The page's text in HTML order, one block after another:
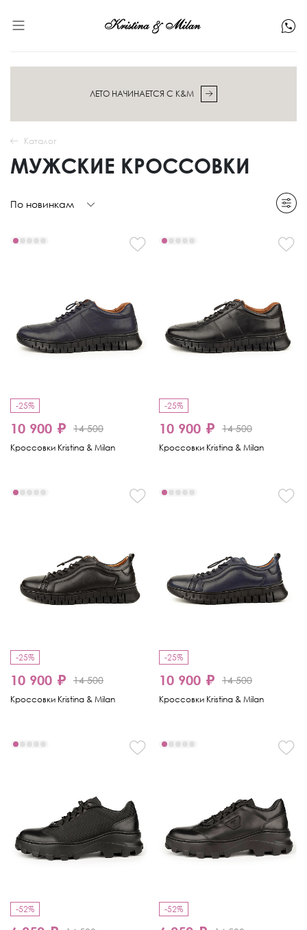
ЛЕТО НАЧИНАЕТСЯ С K&M
Каталог
МУЖСКИЕ КРОССОВКИ
По новинкам
-25%
10 900 ₽ 14 500
Кроссовки Kristina & Milan
-25%
10 900 ₽ 14 500
Кроссовки Kristina & Milan
-25%
10 900 ₽ 14 500
Кроссовки Kristina & Milan
-25%
10 900 ₽ 14 500
Кроссовки Kristina & Milan
-52% -52%